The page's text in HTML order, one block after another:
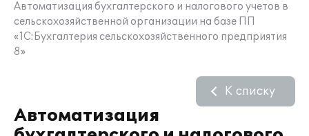
Автоматизация бухгалтерского и налогового учетов в
сельскохозяйственной организации на базе ПП
«1С:Бухгалтерия сельскохозяйственного предприятия
8»
Автоматизация
К списку